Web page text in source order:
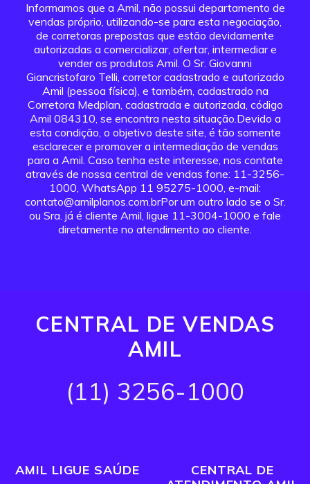
Informamos que a Amil, não possui departamento de
vendas próprio, utilizando-se para esta negociação,
de corretoras prepostas que estão devidamente
autorizadas a comercializar, ofertar, intermediar e
vender os produtos Amil. O Sr. Giovanni
Giancristofaro Telli, corretor cadastrado e autorizado
Amil (pessoa física), e também, cadastrado na
Corretora Medplan, cadastrada e autorizada, código
Amil 084310, se encontra nesta situação.Devido a
esta condição, o objetivo deste site, é tão somente
esclarecer e promover a intermediação de vendas
para a Amil. Caso tenha este interesse, nos contate
através de nossa central de vendas fone: 11-3256-
1000, WhatsApp 11 95275-1000, e-mail:
contato@amilplanos.com.brPor um outro lado se o Sr.
ou Sra. já é cliente Amil, ligue 11-3004-1000 e fale
diretamente no atendimento ao cliente.
CENTRAL DE VENDAS
AMIL
(11) 3256-1000
AMIL LIGUE SAÚDE
CENTRAL DE